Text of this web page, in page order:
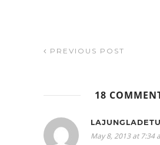
PREVIOUS POST
18
May 8, 2013 at 7:34